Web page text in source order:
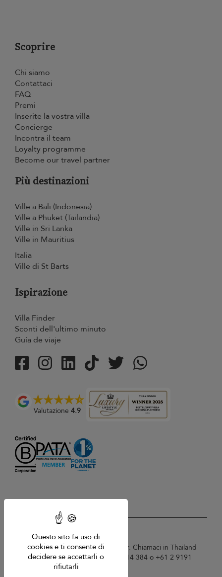
Scoprire
Chi siamo
Contattaci
FAQ
Premi
Inserite la vostra villa
Concierge
Incontra il team
Loyalty programme
Become our travel partner
Più destinazioni
Ville a Bali (Indonesia)
Ville a Phuket (Tailandia)
Ville in Sri Lanka
Ville in Mauritius
Italia
Ville di St Barts
Ispirazione
Villa Finder
Sconti dell'ultimo minuto
Guía de viaje
Valutazione 4.9
USD $ it Italiano
Copyright © 2026 Samui Villa Finder. Chiamaci in Thailand
+66 60 003 5911 / Australia 1300 014 384 o +61 2 9191
7419 / Singapore +65 6871 8993.
Questo sito fa uso di
cookies e ti consente di
decidere se accettarli o
rifiutarli